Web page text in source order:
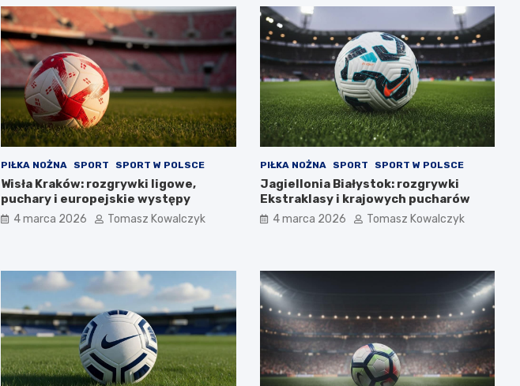
PIŁKA NOŻNA SPORT SPORT W POLSCE
Wisła Kraków: rozgrywki ligowe,
puchary i europejskie występy
4 marca 2026 Tomasz Kowalczyk
PIŁKA NOŻNA SPORT SPORT W POLSCE
Jagiellonia Białystok: rozgrywki
Ekstraklasy i krajowych pucharów
4 marca 2026 Tomasz Kowalczyk